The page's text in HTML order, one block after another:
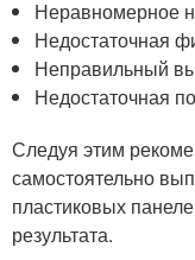
Неравномерное
Недостаточная
Неправильный
Недостаточная
Следуя этим
самостоятельно
пластиковых
результата.